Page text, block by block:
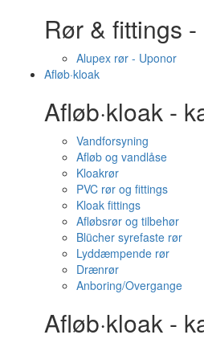
Rør & fittings
Alupex rør - Uponor
Afløb·kloak
Afløb·kloak -
Vandforsyning
Afløb og vandlåse
Kloakrør
PVC rør og fittings
Kloak fittings
Afløbsrør og tilbehør
Blücher syrefaste rør
Lyddæmpende rør
Drænrør
Anboring/Overgange
Afløb·kloak -